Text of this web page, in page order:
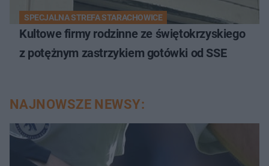
SPECJALNA STREFA STARACHOWICE
Kultowe firmy rodzinne ze świętokrzyskiego
z potężnym zastrzykiem gotówki od SSE
NAJNOWSZE NEWSY: